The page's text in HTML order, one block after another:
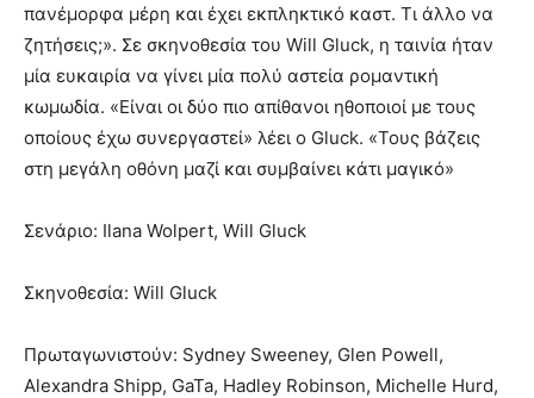
πανέµορφα µέρη και έχει εκπληκτικό καστ. Τι άλλο να
ζητήσεις;». Σε σκηνοθεσία του Will Gluck, η ταινία ήταν
µία ευκαιρία να γίνει µία πολύ αστεία ροµαντική
κωµωδία. «Είναι οι δύο πιο απίθανοι ηθοποιοί µε τους
οποίους έχω συνεργαστεί» λέει ο Gluck. «Τους βάζεις
στη µεγάλη οθόνη µαζί και συµβαίνει κάτι µαγικό»
Σενάριο: Ilana Wolpert, Will Gluck
Σκηνοθεσία: Will Gluck
Πρωταγωνιστούν: Sydney Sweeney, Glen Powell,
Alexandra Shipp, GaTa, Hadley Robinson, Michelle Hurd,